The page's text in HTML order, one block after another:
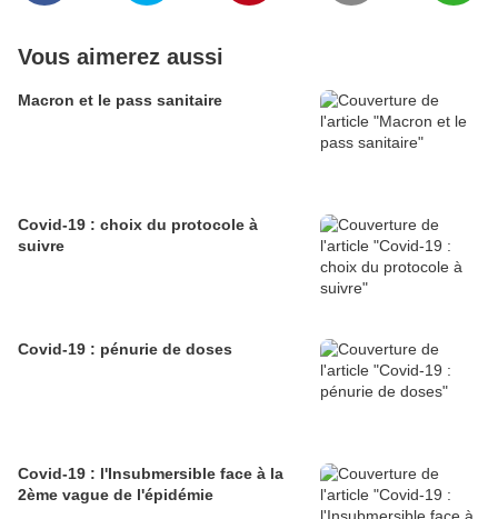
Vous aimerez aussi
Macron et le pass sanitaire
Covid-19 : choix du protocole à
suivre
Covid-19 : pénurie de doses
Covid-19 : l'Insubmersible face à la
2ème vague de l'épidémie